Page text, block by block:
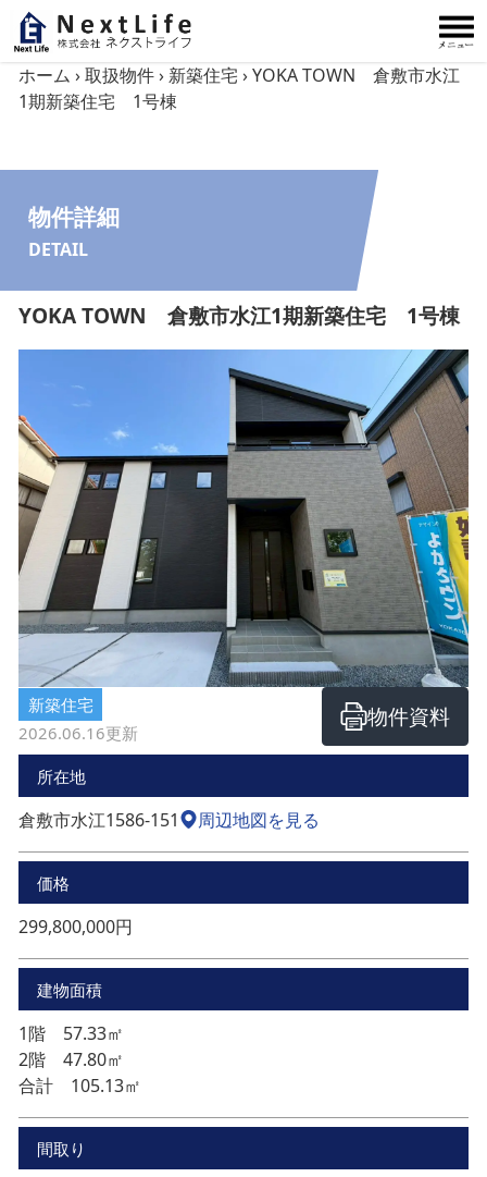
内容をスキップ
ホーム ›取扱物件› 新築住宅 ›YOKA TOWN 倉敷市水江
1期新築住宅 1号棟
物件詳細
DETAIL
YOKA TOWN 倉敷市水江1期新築住宅 1号棟
新築住宅
2026.06.16更新
物件資料
所在地
倉敷市水江1586-151 周辺地図を見る
価格
299,800,000円
建物面積
1階 57.33㎡
2階 47.80㎡
合計 105.13㎡
間取り